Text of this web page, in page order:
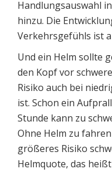
Handlungsauswahl
hinzu. Die
Verkehrsgefühls ist
Und ein Helm sollte
den Kopf vor
Risiko auch bei
ist. Schon ein
Stunde kann zu
Ohne Helm zu
größeres Risiko
Helmquote, das